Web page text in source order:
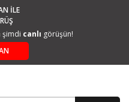
İLE
şimdi canlı görüşün!